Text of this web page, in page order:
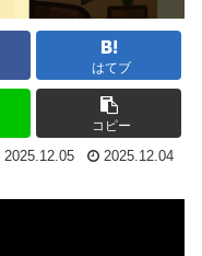
はてブ
コピー
2025.12.05 2025.12.04